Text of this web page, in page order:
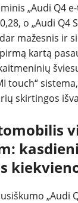
„Audi Q4
o „Audi Q4
mažesnis ir
kartą
touch“
skirtingos
„Audi